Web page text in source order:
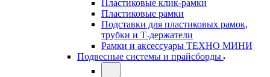
Пластиковые клик-рамки
Пластиковые рамки
Подставки для пластиковых рамок,
трубки и Т-держатели
Рамки и аксессуары ТЕХНО МИНИ
Подвесные системы и прайсборды